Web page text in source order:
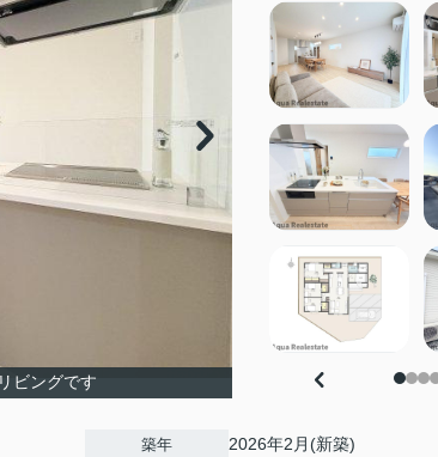
ビングです
築年 2026年2月(新築)